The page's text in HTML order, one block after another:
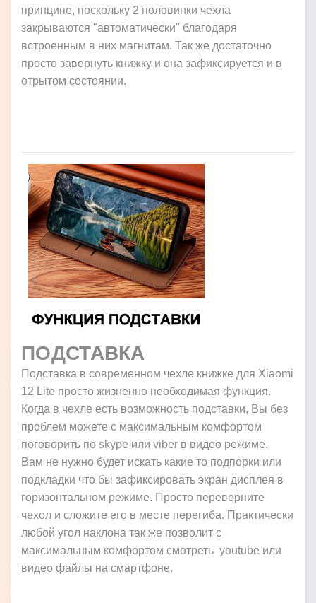
принципе, поскольку 2 половинки чехла
закрываются "автоматически" благодаря
встроенным в них магнитам. Так же достаточно
просто завернуть книжку и она зафиксируется и в
отрытом состоянии.
ПОДСТАВКА
Подставка в современном чехле книжке для Xiaomi
12 Lite просто жизненно необходимая функция.
Когда в чехле есть возможность подставки, Вы без
проблем можете с максимальным комфортом
поговорить по skype или viber в видео режиме.
Вам не нужно будет искать какие то подпорки или
подкладки что бы зафиксировать экран дисплея в
горизонтальном режиме. Просто переверните
чехол и сложите его в месте перегиба. Практически
любой угол наклона так же позволит с
максимальным комфортом смотреть youtube или
видео файлы на смартфоне.